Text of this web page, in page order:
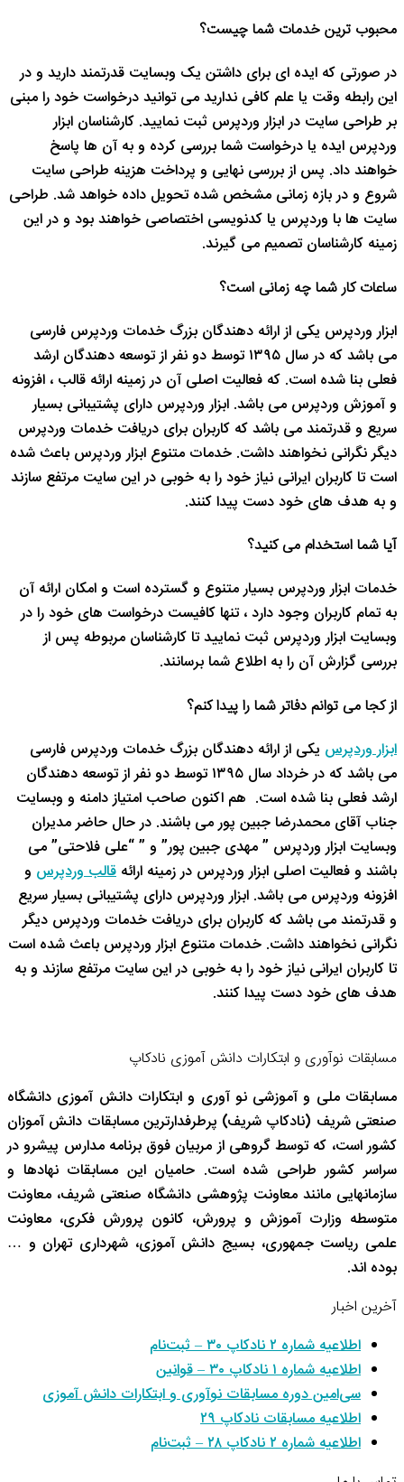
محبوب ترین خدمات شما چیست؟
در صورتی که ایده ای برای داشتن یک وبسایت قدرتمند دارید و در
این رابطه وقت یا علم کافی ندارید می توانید درخواست خود را مبنی
بر طراحی سایت در ابزار وردپرس ثبت نمایید. کارشناسان ابزار
وردپرس ایده یا درخواست شما بررسی کرده و به آن ها پاسخ
خواهند داد. پس از بررسی نهایی و پرداخت هزینه طراحی سایت
شروع و در بازه زمانی مشخص شده تحویل داده خواهد شد. طراحی
سایت ها با وردپرس یا کدنویسی اختصاصی خواهند بود و در این
زمینه کارشناسان تصمیم می گیرند.
ساعات کار شما چه زمانی است؟
ابزار وردپرس یکی از ارائه دهندگان بزرگ خدمات وردپرس فارسی
می باشد که در سال ۱۳۹۵ توسط دو نفر از توسعه دهندگان ارشد
فعلی بنا شده است. که فعالیت اصلی آن در زمینه ارائه قالب ، افزونه
و آموزش وردپرس می باشد. ابزار وردپرس دارای پشتیبانی بسیار
سریع و قدرتمند می باشد که کاربران برای دریافت خدمات وردپرس
دیگر نگرانی نخواهند داشت. خدمات متنوع ابزار وردپرس باعث شده
است تا کاربران ایرانی نیاز خود را به خوبی در این سایت مرتفع سازند
و به هدف های خود دست پیدا کنند.
آیا شما استخدام می کنید؟
خدمات ابزار وردپرس بسیار متنوع و گسترده است و امکان ارائه آن
به تمام کاربران وجود دارد ، تنها کافیست درخواست های خود را در
وبسایت ابزار وردپرس ثبت نمایید تا کارشناسان مربوطه پس از
بررسی گزارش آن را به اطلاع شما برسانند.
از کجا می توانم دفاتر شما را پیدا کنم؟
ابزار وردپرس یکی از ارائه دهندگان بزرگ خدمات وردپرس فارسی
می باشد که در خرداد سال ۱۳۹۵ توسط دو نفر از توسعه دهندگان
ارشد فعلی بنا شده است. هم اکنون صاحب امتیاز دامنه و وبسایت
جناب آقای محمدرضا جبین پور می باشند. در حال حاضر مدیران
وبسایت ابزار وردپرس ” مهدی جبین پور” و ” “علی فلاحتی” می
باشند و فعالیت اصلی ابزار وردپرس در زمینه ارائه قالب وردپرس و
افزونه وردپرس می باشد. ابزار وردپرس دارای پشتیبانی بسیار سریع
و قدرتمند می باشد که کاربران برای دریافت خدمات وردپرس دیگر
نگرانی نخواهند داشت. خدمات متنوع ابزار وردپرس باعث شده است
تا کاربران ایرانی نیاز خود را به خوبی در این سایت مرتفع سازند و به
هدف های خود دست پیدا کنند.
مسابقات نوآوری و ابتکارات دانش آموزی نادکاپ
مسابقات ملی و آموزشی نو آوری و ابتکارات دانش آموزی دانشگاه
صنعتی شریف (نادکاپ شریف) پرطرفدارترین مسابقات دانش آموزان
کشور است، که توسط گروهی از مربیان فوق برنامه مدارس پیشرو در
سراسر کشور طراحی شده است. حامیان این مسابقات نهادها و
سازمانهایی مانند معاونت پژوهشی دانشگاه صنعتی شریف، معاونت
متوسطه وزارت آموزش و پرورش، کانون پرورش فکری، معاونت
علمی ریاست جمهوری، بسیج دانش آموزی، شهرداری تهران و …
بوده اند.
آخرین اخبار
اطلاعیه شماره ۲ نادکاپ ۳۰ – ثبت‌نام
اطلاعیه شماره ۱ نادکاپ ۳۰ – قوانین
سی‌امین دوره مسابقات نوآوری و ابتکارات دانش آموزی
اطلاعیه مسابقات نادکاپ ۲۹
اطلاعیه شماره ۲ نادکاپ ۲۸ – ثبت‌نام